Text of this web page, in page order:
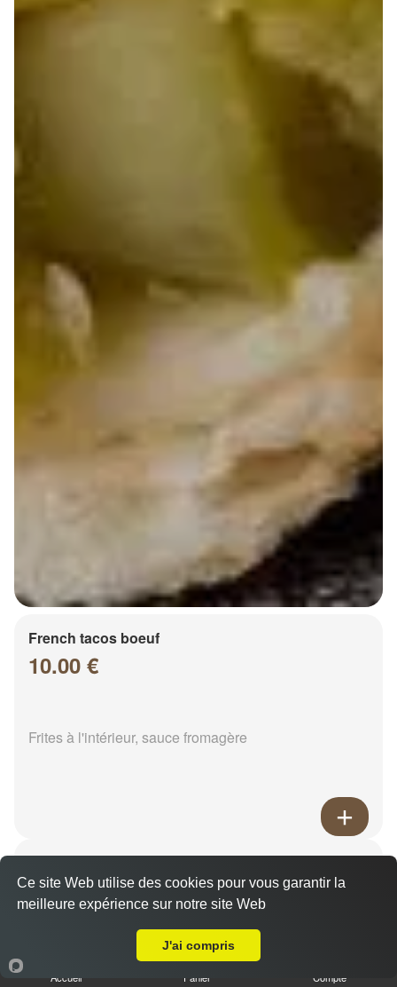
French tacos boeuf
10.00 €
Frites à l'intérieur, sauce fromagère
French tacos chicken
8.00 €
Frites à l'intérieur, sauce fromagère
Accueil Panier Compte
Ce site Web utilise des cookies pour vous garantir la
meilleure expérience sur notre site Web
J'ai compris